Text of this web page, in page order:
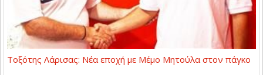
Τοξότης Λάρισας: Νέα εποχή με Μέμο Μητούλα στον πάγκο